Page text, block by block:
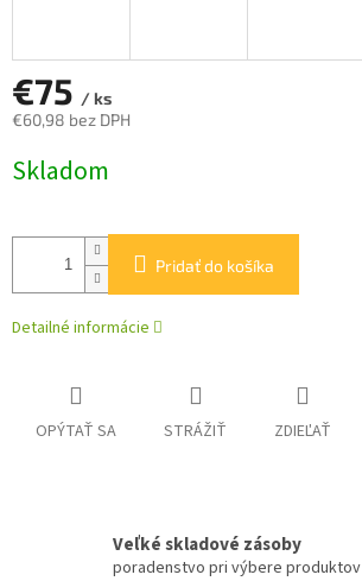
€75 / ks
€60,98 bez DPH
cena:
Skladom
Pridať do košíka
Detailné informácie
OPÝTAŤ SA STRÁŽIŤ ZDIEĽAŤ
Veľké skladové zásoby
poradenstvo pri výbere produktov